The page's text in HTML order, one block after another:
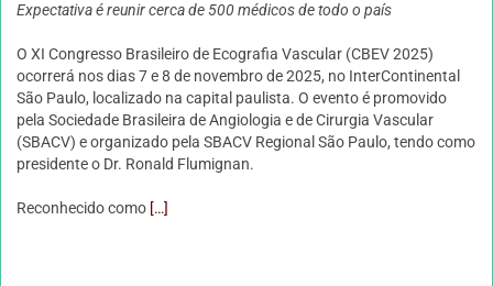
Expectativa é reunir cerca de 500 médicos de todo o país
O XI Congresso Brasileiro de Ecografia Vascular (CBEV 2025)
ocorrerá nos dias 7 e 8 de novembro de 2025, no InterContinental
São Paulo, localizado na capital paulista. O evento é promovido
pela Sociedade Brasileira de Angiologia e de Cirurgia Vascular
(SBACV) e organizado pela SBACV Regional São Paulo, tendo como
presidente o Dr. Ronald Flumignan.
Reconhecido como[…]